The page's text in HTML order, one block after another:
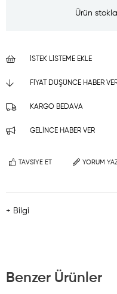
Ürün
İSTEK LISTEME EKLE
FIYAT DÜŞÜNCE HABER
KARGO BEDAVA
GELINCE HABER VER
TAVSIYE ET YORUM
+ Bilgi
Benzer Ürünler